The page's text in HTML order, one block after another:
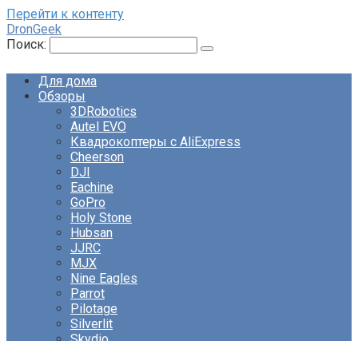
Перейти к контенту
DronGeek
Поиск:
Для дома
Обзоры
3DRobotics
Autel EVO
Квадрокоптеры с AliExpress
Cheerson
DJI
Eachine
GoPro
Holy Stone
Hubsan
JJRC
MJX
Nine Eagles
Parrot
Pilotage
Silverlit